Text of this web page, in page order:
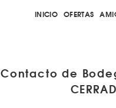
INICIO OFERTAS
Contacto de